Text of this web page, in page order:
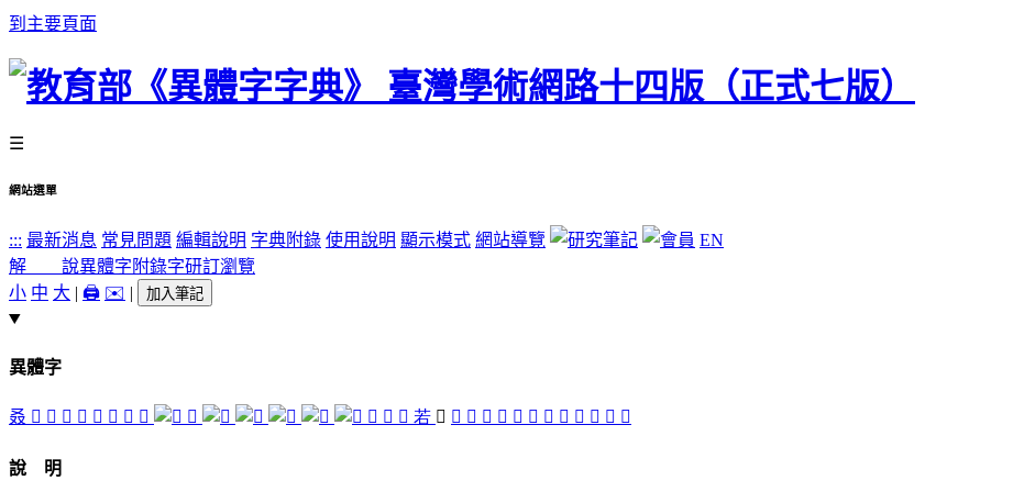
到主要頁面
☰
網站選單
::: 最新消息 常見問題 編輯說明 字典附錄 使用說明 顯示模式 網站導覽
EN
解 說異體字 附錄字研訂瀏覽
小 中 大 | 🖨️ ✉️ | 加入筆記
異體字
叒 𠭀 𠭚 𠭞 󴾑 𡧻 󴾉 󴾊 󴾍 𡻦 󴾇 󴾂 󴾀 若 󴽾 󴾄 󴾃 󴾁 󴽿 󴾈 󴾅 𦱡 𦱢 󴾋 𦱶 𦴈 𧁇
說 明